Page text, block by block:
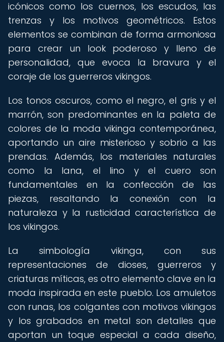
icónicos como los cuernos, los escudos, las
trenzas y los motivos geométricos. Estos
elementos se combinan de forma armoniosa
para crear un look poderoso y lleno de
personalidad, que evoca la bravura y el
coraje de los guerreros vikingos.
Los tonos oscuros, como el negro, el gris y el
marrón, son predominantes en la paleta de
colores de la moda vikinga contemporánea,
aportando un aire misterioso y sobrio a las
prendas. Además, los materiales naturales
como la lana, el lino y el cuero son
fundamentales en la confección de las
piezas, resaltando la conexión con la
naturaleza y la rusticidad característica de
los vikingos.
La simbología vikinga, con sus
representaciones de dioses, guerreros y
criaturas míticas, es otro elemento clave en la
moda inspirada en este pueblo. Los amuletos
con runas, los colgantes con motivos vikingos
y los grabados en metal son detalles que
aportan un toque especial a cada diseño,